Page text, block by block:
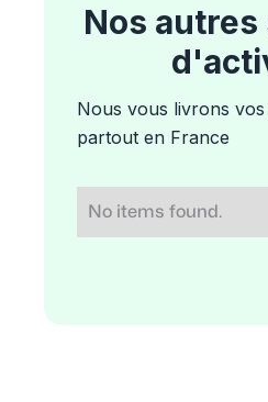
Nos
Nous vous livrons
partout en France
No items found.